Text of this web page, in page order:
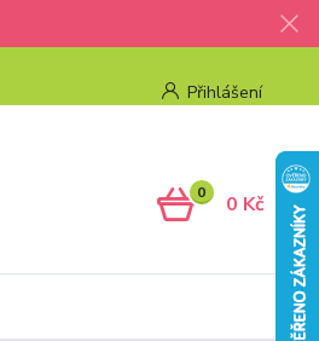
Přihlášení
0 0 Kč